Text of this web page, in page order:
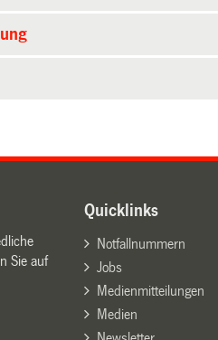
Sie auf
Quicklinks
Notfallnummern
Jobs
Medienmitteilungen
Medien